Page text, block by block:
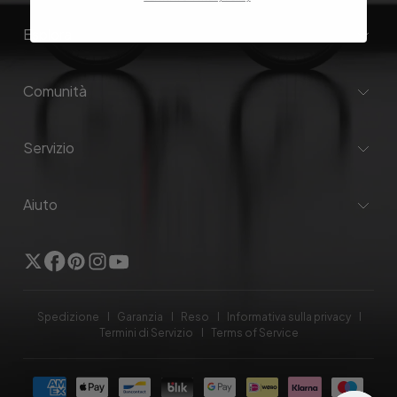
Esplora
Comunità
Servizio
Aiuto
TwitterFacebook
Pinterest
Instagram
YouTube
Spedizione Garanzia Reso
Informativa sulla privacy
Termini di Servizio
Terms of Service
Modalità